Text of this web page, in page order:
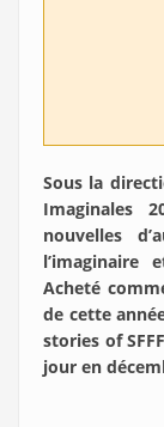
Sous la
Imaginales
nouvelles
Acheté
de cette
stories of
jour en